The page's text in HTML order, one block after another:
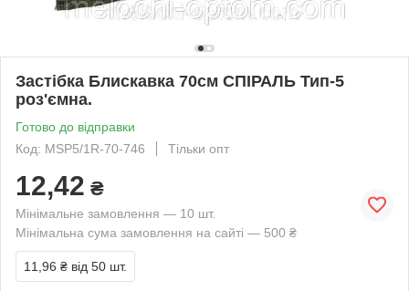
Застібка Блискавка 70см СПІРАЛЬ Тип-5
роз'ємна.
Готово до відправки
Код: MSP5/1R-70-746
Тільки опт
12,42 ₴
Мінімальне замовлення — 10 шт.
Мінімальна сума замовлення на сайті — 500 ₴
11,96 ₴ від 50 шт.